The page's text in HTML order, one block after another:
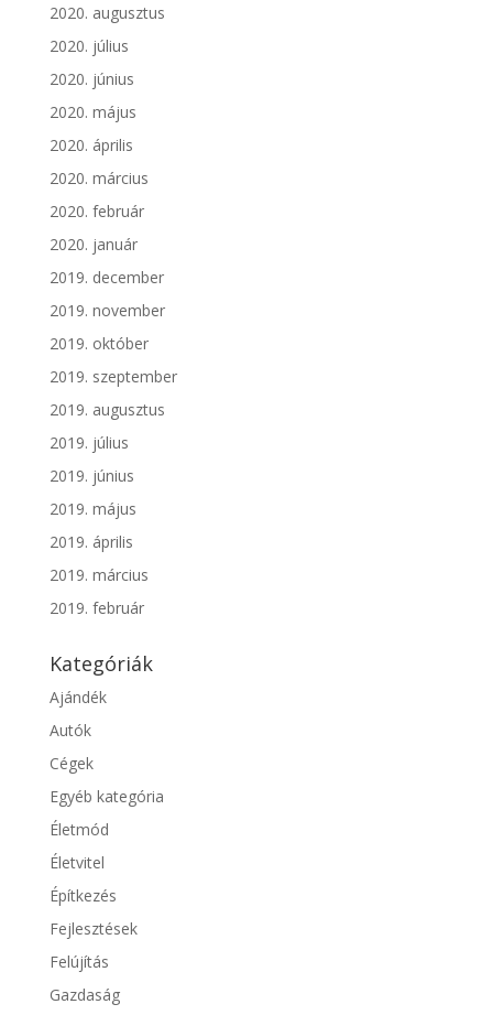
2020. augusztus
2020. július
2020. június
2020. május
2020. április
2020. március
2020. február
2020. január
2019. december
2019. november
2019. október
2019. szeptember
2019. augusztus
2019. július
2019. június
2019. május
2019. április
2019. március
2019. február
Kategóriák
Ajándék
Autók
Cégek
Egyéb kategória
Életmód
Életvitel
Építkezés
Fejlesztések
Felújítás
Gazdaság